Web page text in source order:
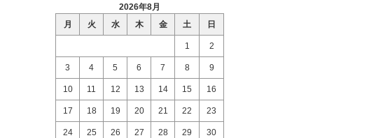
2026年8月
月
火 水 木 金 土 日
1 2
3 4 5 6 7 8 9
10 11 12 13 14 15 16
17 18 19 20 21 22 23
24 25 26 27 28 29 30